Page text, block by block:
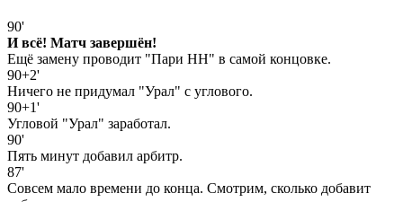
90'
И всё! Матч завершён!
Ещё замену проводит "Пари НН" в самой концовке.
90+2'
Ничего не придумал "Урал" с углового.
90+1'
Угловой "Урал" заработал.
90'
Пять минут добавил арбитр.
87'
Совсем мало времени до конца. Смотрим, сколько добавит